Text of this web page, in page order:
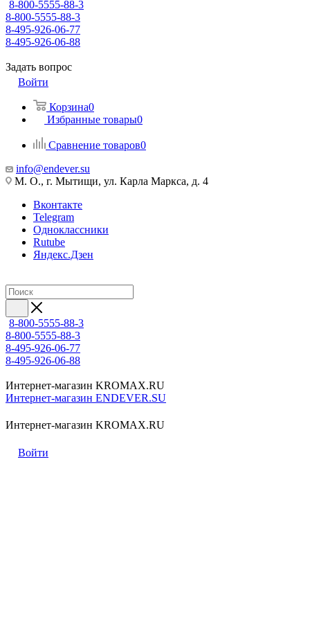
8-800-5555-88-3
8-800-5555-88-3
8-495-926-06-77
8-495-926-06-88
Задать вопрос
Войти
Корзина0
Избранные товары0
Сравнение товаров0
info@endever.su
М. О., г. Мытищи, ул. Карла Маркса, д. 4
Вконтакте
Telegram
Одноклассники
Rutube
Яндекс.Дзен
8-800-5555-88-3
8-800-5555-88-3
8-495-926-06-77
8-495-926-06-88
Интернет-магазин KROMAX.RU
Интернет-магазин ENDEVER.SU
Интернет-магазин KROMAX.RU
Войти